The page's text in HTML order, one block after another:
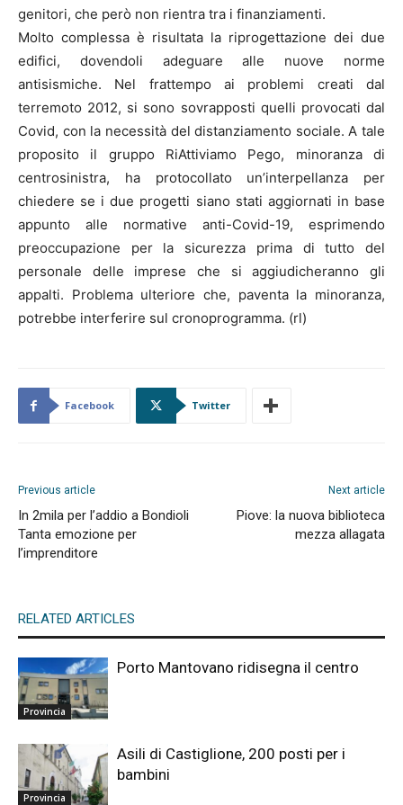
genitori, che però non rientra tra i finanziamenti.
Molto complessa è risultata la riprogettazione dei due
edifici, dovendoli adeguare alle nuove norme
antisismiche. Nel frattempo ai problemi creati dal
terremoto 2012, si sono sovrapposti quelli provocati dal
Covid, con la necessità del distanziamento sociale. A tale
proposito il gruppo RiAttiviamo Pego, minoranza di
centrosinistra, ha protocollato un’interpellanza per
chiedere se i due progetti siano stati aggiornati in base
appunto alle normative anti-Covid-19, esprimendo
preoccupazione per la sicurezza prima di tutto del
personale delle imprese che si aggiudicheranno gli
appalti. Problema ulteriore che, paventa la minoranza,
potrebbe interferire sul cronoprogramma. (rl)
Facebook Twitter
Previous article
In 2mila per l’addio a Bondioli
Tanta emozione per
l’imprenditore
Next article
Piove: la nuova biblioteca
mezza allagata
RELATED ARTICLES
Provincia
Porto Mantovano ridisegna il centro
Provincia
Asili di Castiglione, 200 posti per i
bambini